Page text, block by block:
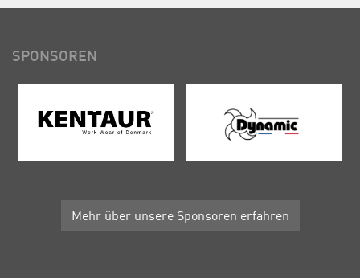
SPONSOREN
Mehr über unsere Sponsoren erfahren